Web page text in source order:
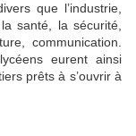
que l’industrie,
la santé, la sécurité,
communication.
eurent ainsi
prêts à s’ouvrir à